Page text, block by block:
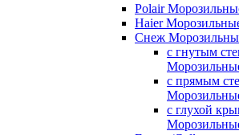
Polair
Haier
Снеж
с гнутым
с прямым
с глухой